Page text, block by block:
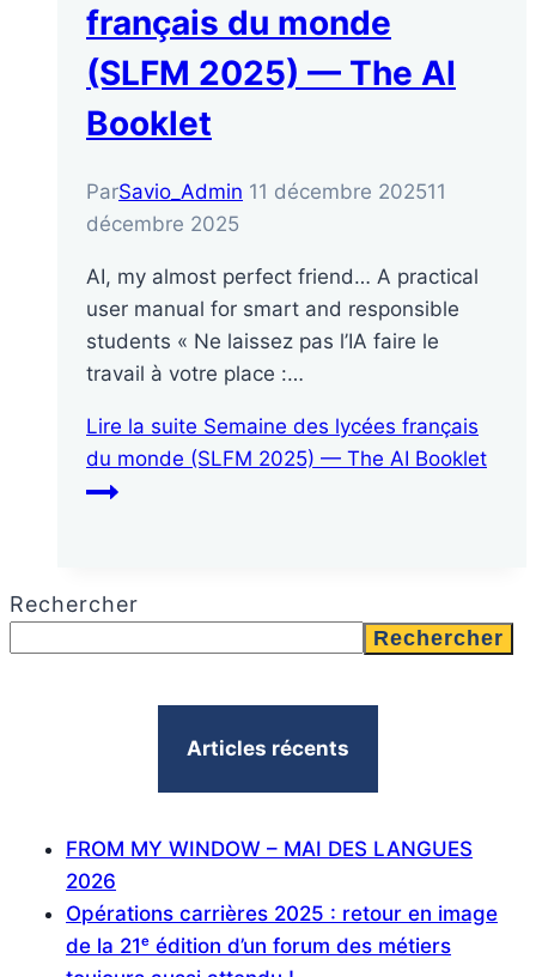
français du monde
(SLFM 2025) — The AI
Booklet
ParSavio_Admin 11 décembre 202511
décembre 2025
AI, my almost perfect friend… A practical
user manual for smart and responsible
students « Ne laissez pas l’IA faire le
travail à votre place :…
Lire la suite Semaine des lycées français
du monde (SLFM 2025) — The AI Booklet
Rechercher
Rechercher
Articles récents
FROM MY WINDOW – MAI DES LANGUES
2026
Opérations carrières 2025 : retour en image
de la 21ᵉ édition d’un forum des métiers